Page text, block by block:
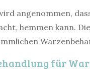
angenommen,
hemmen kann.
für